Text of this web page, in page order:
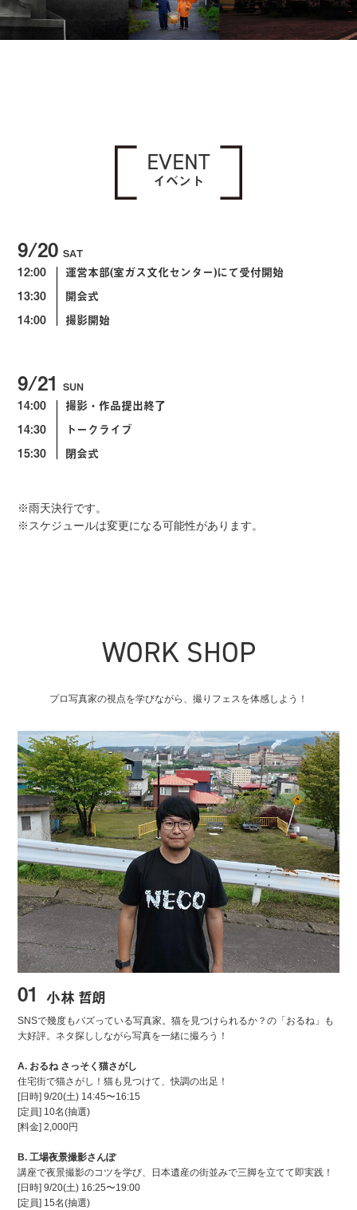
EVENT
イベント
9/20 SAT
12:00
13:30
14:00
運営本部(室ガス文化センター)にて受付開始
開会式
撮影開始
9/21 SUN
14:00
14:30
15:30
撮影・作品提出終了
トークライブ
閉会式
※雨天決行です。
※スケジュールは変更になる可能性があります。
WORK SHOP
プロ写真家の視点を学びながら、撮りフェスを体感しよう！
01 小林 哲朗
SNSで幾度もバズっている写真家。猫を見つけられるか？の「おるね」も
大好評。ネタ探ししながら写真を一緒に撮ろう！
A. おるね さっそく猫さがし
住宅街で猫さがし！猫も見つけて、快調の出足！
[日時] 9/20(土) 14:45〜16:15
[定員] 10名(抽選)
[料金] 2,000円
B. 工場夜景撮影さんぽ
講座で夜景撮影のコツを学び、日本遺産の街並みで三脚を立てて即実践！
[日時] 9/20(土) 16:25〜19:00
[定員] 15名(抽選)